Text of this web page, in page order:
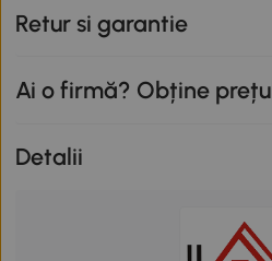
Retur si garantie
Ai o firmă? Obține
Detalii